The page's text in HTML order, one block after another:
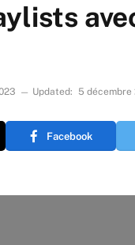
Updated: 5 décembre
Facebook